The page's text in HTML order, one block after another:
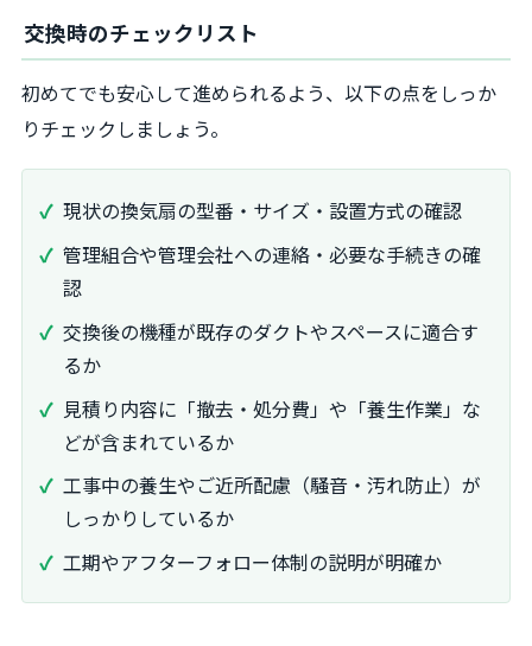
交換時のチェックリスト
初めてでも安心して進められるよう、以下の点をしっか
りチェックしましょう。
現状の換気扇の型番・サイズ・設置方式の確認
管理組合や管理会社への連絡・必要な手続きの確
認
交換後の機種が既存のダクトやスペースに適合す
るか
見積り内容に「撤去・処分費」や「養生作業」な
どが含まれているか
工事中の養生やご近所配慮（騒音・汚れ防止）が
しっかりしているか
工期やアフターフォロー体制の説明が明確か